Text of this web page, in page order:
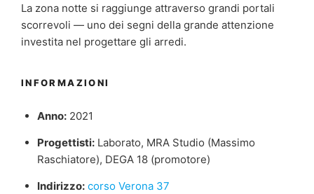
La zona notte si raggiunge attraverso grandi portali
scorrevoli — uno dei segni della grande attenzione
investita nel progettare gli arredi.
INFORMAZIONI
Anno:2021
Progettisti:Laborato, MRA Studio (Massimo
Raschiatore), DEGA 18 (promotore)
Indirizzo: corso Verona 37